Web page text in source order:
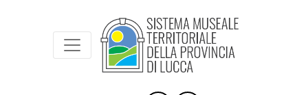
Sistema Museale Territoriale della